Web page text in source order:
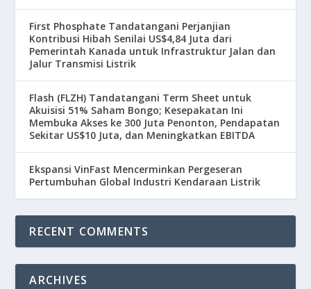
First Phosphate Tandatangani Perjanjian
Kontribusi Hibah Senilai US$4,84 Juta dari
Pemerintah Kanada untuk Infrastruktur Jalan dan
Jalur Transmisi Listrik
Flash (FLZH) Tandatangani Term Sheet untuk
Akuisisi 51% Saham Bongo; Kesepakatan Ini
Membuka Akses ke 300 Juta Penonton, Pendapatan
Sekitar US$10 Juta, dan Meningkatkan EBITDA
Ekspansi VinFast Mencerminkan Pergeseran
Pertumbuhan Global Industri Kendaraan Listrik
RECENT COMMENTS
ARCHIVES